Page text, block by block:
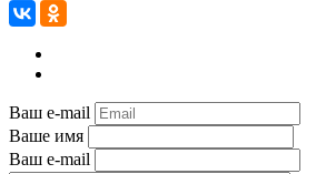
Ваш e-mail
Ваше имя
Ваш e-mail